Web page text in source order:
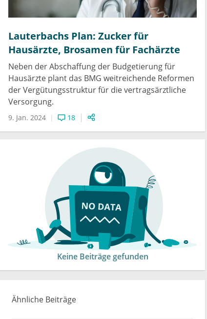
Lauterbachs Plan: Zucker für
Hausärzte, Brosamen für Fachärzte
Neben der Abschaffung der Budgetierung für
Hausärzte plant das BMG weitreichende Reformen
der Vergütungsstruktur für die vertragsärztliche
Versorgung.
9. Jan. 2024 18
Keine Beiträge gefunden
Ähnliche Beiträge